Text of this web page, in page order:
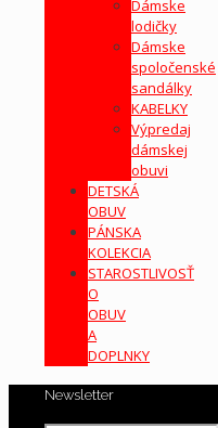
Dámske
lodičky
Dámske
spoločenské
sandálky
KABELKY
Výpredaj
dámskej
obuvi
DETSKÁ
OBUV
PÁNSKA
KOLEKCIA
STAROSTLIVOSŤ
O
OBUV
A
DOPLNKY
Newsletter